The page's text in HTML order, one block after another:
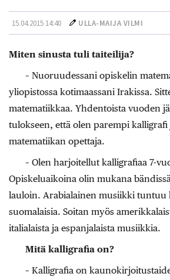
15.04.2015 14:40 ULLA-MAIJA VILMI
Miten sinusta tuli taiteilija?
– Nuoruudessani opiskelin
yliopistossa kotimaassani Irakissa.
matematiikkaa. Yhdentoista vuoden
tulokseen, että olen parempi
matematiikan opettaja.
– Olen harjoitellut kalligrafiaa 7-
Opiskeluaikoina olin mukana
lauloin. Arabialainen musiikki tuntuu
suomalaisia. Soitan myös
italialaista ja espanjalaista musiikkia.
Mitä kalligrafia on?
– Kalligrafia on